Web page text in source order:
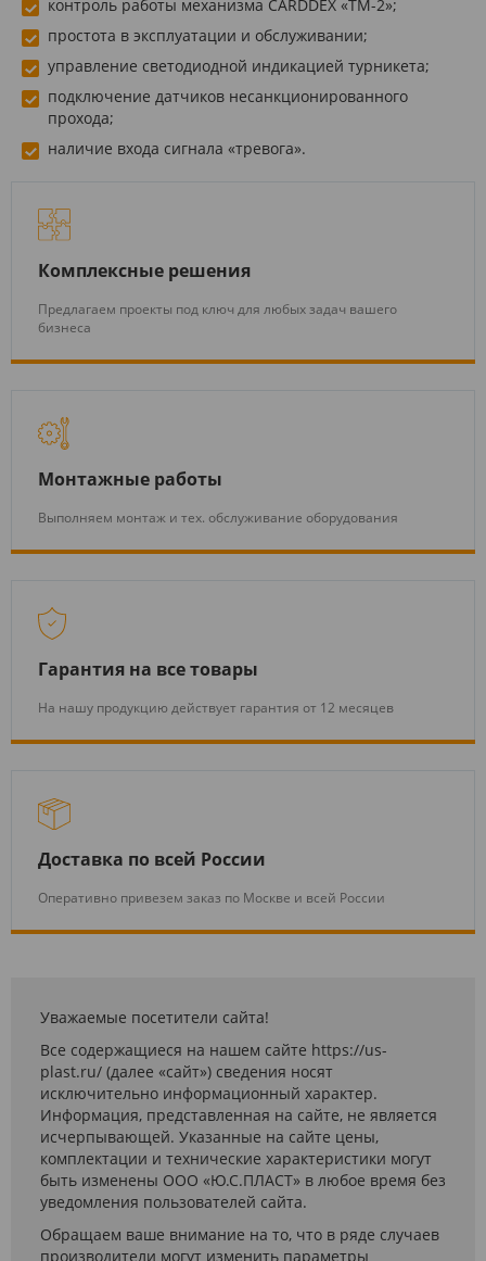
контроль работы механизма CARDDEX «ТM-2»;
простота в эксплуатации и обслуживании;
управление светодиодной индикацией турникета;
подключение датчиков несанкционированного
прохода;
наличие входа сигнала «тревога».
Комплексные решения
Предлагаем проекты под ключ для любых задач вашего
бизнеса
Монтажные работы
Выполняем монтаж и тех. обслуживание оборудования
Гарантия на все товары
На нашу продукцию действует гарантия от 12 месяцев
Доставка по всей России
Оперативно привезем заказ по Москве и всей России
Уважаемые посетители сайта!
Все содержащиеся на нашем сайте https://us-
plast.ru/ (далее «сайт») сведения носят
исключительно информационный характер.
Информация, представленная на сайте, не является
исчерпывающей. Указанные на сайте цены,
комплектации и технические характеристики могут
быть изменены ООО «Ю.С.ПЛАСТ» в любое время без
уведомления пользователей сайта.
Обращаем ваше внимание на то, что в ряде случаев
производители могут изменить параметры